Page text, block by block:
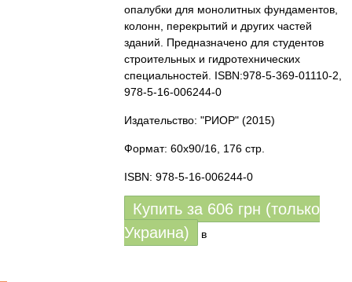
опалубки для монолитных фундаментов,
колонн, перекрытий и других частей
зданий. Предназначено для студентов
строительных и гидротехнических
специальностей. ISBN:978-5-369-01110-2,
978-5-16-006244-0
Издательство: "РИОР" (2015)
Формат: 60x90/16, 176 стр.
ISBN: 978-5-16-006244-0
Купить за 606 грн (только
Украина)
в